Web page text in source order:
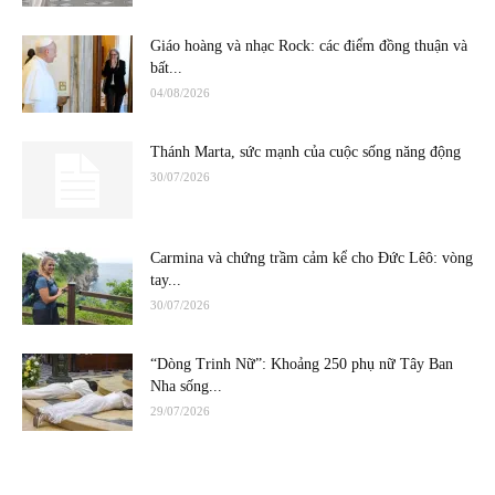
Giáo hoàng và nhạc Rock: các điểm đồng thuận và
bất...
04/08/2026
Thánh Marta, sức mạnh của cuộc sống năng động
30/07/2026
Carmina và chứng trầm cảm kể cho Đức Lêô: vòng
tay...
30/07/2026
“Dòng Trinh Nữ”: Khoảng 250 phụ nữ Tây Ban
Nha sống...
29/07/2026